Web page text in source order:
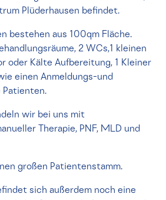
Plüderhausen befindet.
bestehen aus 100qm Fläche.
2 WCs,1 kleinen
oder Kälte Aufbereitung, 1 Kleiner
einen Anmeldungs-und
Patienten.
wir bei uns mit
Therapie, PNF, MLD und
großen Patientenstamm.
sich außerdem noch eine